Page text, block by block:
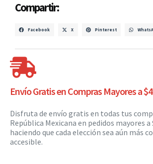
Compartir:
Facebook X Pinterest
Envío Gratis en Compras Mayores a
Disfruta de envío gratis en todas tus
República Mexicana en pedidos mayores a
haciendo que cada elección sea aún más
accesible.